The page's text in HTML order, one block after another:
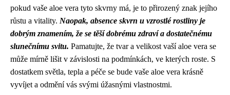
pokud vaše aloe vera tyto skvrny má, je to přirozený znak jejího
růstu a vitality. Naopak, absence skvrn u vzrostlé rostliny je
dobrým znamením, že se těší dobrému zdraví a dostatečnému
slunečnímu svitu. Pamatujte, že tvar a velikost vaší aloe vera se
může mírně lišit v závislosti na podmínkách, ve kterých roste. S
dostatkem světla, tepla a péče se bude vaše aloe vera krásně
vyvíjet a odmění vás svými úžasnými vlastnostmi.